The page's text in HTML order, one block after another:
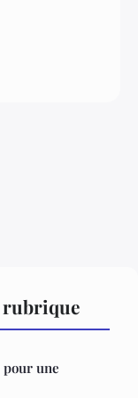
rubrique
une